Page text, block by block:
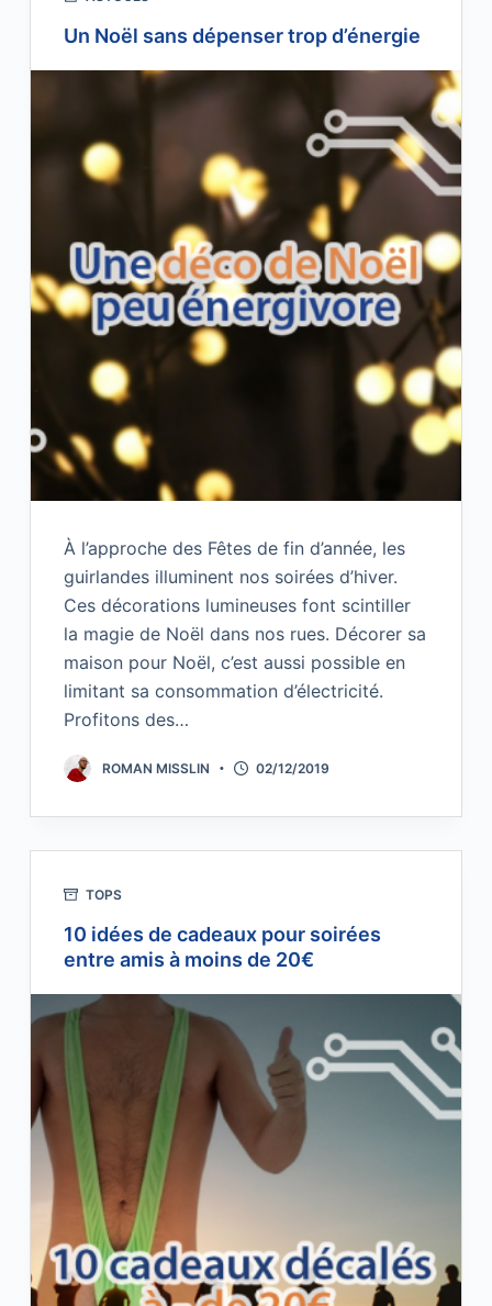
Un Noël sans dépenser trop d’énergie
À l’approche des Fêtes de fin d’année, les
guirlandes illuminent nos soirées d’hiver.
Ces décorations lumineuses font scintiller
la magie de Noël dans nos rues. Décorer sa
maison pour Noël, c’est aussi possible en
limitant sa consommation d’électricité.
Profitons des…
ROMAN MISSLIN 02/12/2019
TOPS
10 idées de cadeaux pour soirées
entre amis à moins de 20€